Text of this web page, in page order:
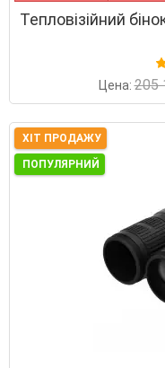
Тепловізійний
Цена:205
ХІТ ПРОДАЖУ
ПОПУЛЯРНИЙ